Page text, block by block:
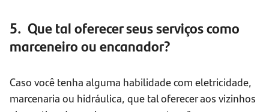
5. Que tal oferecer seus serviços como
marceneiro ou encanador?
Caso você tenha alguma habilidade com eletricidade,
marcenaria ou hidráulica, que tal oferecer aos vizinhos